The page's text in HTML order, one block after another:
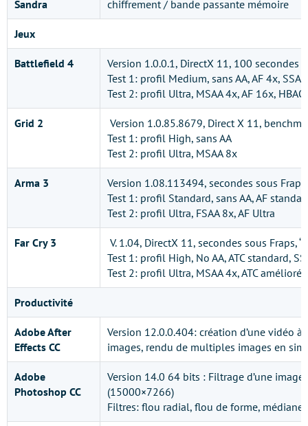
Sandra
chiffrement / bande passante mémoire
Jeux
Battlefield 4
Version 1.0.0.1, DirectX 11, 100 secondes
Test 1: profil Medium, sans AA, AF 4x, SSAO
Test 2: profil Ultra, MSAA 4x, AF 16x, HBAO
Grid 2
Version 1.0.85.8679, Direct X 11,
Test 1: profil High, sans AA
Test 2: profil Ultra, MSAA 8x
Arma 3
Version 1.08.113494, secondes sous
Test 1: profil Standard, sans AA, AF
Test 2: profil Ultra, FSAA 8x, AF Ultra
Far Cry 3
V. 1.04, DirectX 11, secondes sous Fraps,
Test 1: profil High, No AA, ATC standard,
Test 2: profil Ultra, MSAA 4x, ATC amélioré,
Productivité
Adobe After
Effects CC
Version 12.0.0.404: création d’une vidéo
images, rendu de multiples images en
Adobe
Photoshop CC
Version 14.0 64 bits : Filtrage d’une
(15000×7266)
Filtres: flou radial, flou de forme,